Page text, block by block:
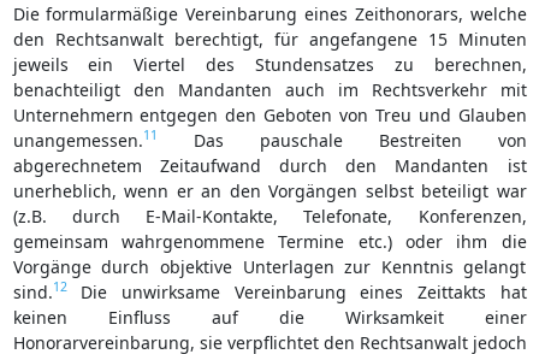
Die formularmäßige Vereinbarung eines Zeithonorars, welche
den Rechtsanwalt berechtigt, für angefangene 15 Minuten
jeweils ein Viertel des Stundensatzes zu berechnen,
benachteiligt den Mandanten auch im Rechtsverkehr mit
Unternehmern entgegen den Geboten von Treu und Glauben
unangemessen.11
Das pauschale Bestreiten von
abgerechnetem Zeitaufwand durch den Mandanten ist
unerheblich, wenn er an den Vorgängen selbst beteiligt war
(z.B. durch E-Mail-Kontakte, Telefonate, Konferenzen,
gemeinsam wahrgenommene Termine etc.) oder ihm die
Vorgänge durch objektive Unterlagen zur Kenntnis gelangt
sind.12Die unwirksame Vereinbarung eines Zeittakts hat
keinen Einfluss auf die Wirksamkeit einer
Honorarvereinbarung, sie verpflichtet den Rechtsanwalt jedoch